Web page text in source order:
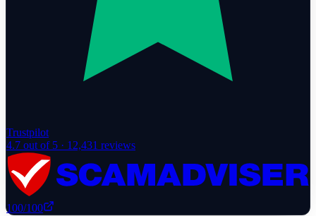
Trustpilot
4.7 out of 5 · 12,431 reviews
100/100